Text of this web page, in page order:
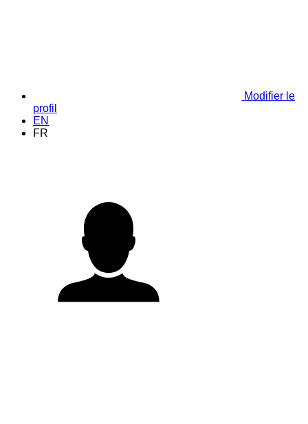
Modifier le
profil
EN
FR